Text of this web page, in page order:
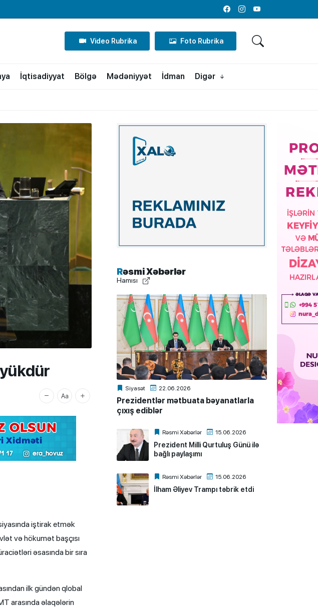
FacebookInstagramYoutube
Video Rubrika Foto Rubrika
İqtisadiyyat Bölgə Mədəniyyət İdman Digər
iştirak etmək
və hökumət başçısı
əsasında bir sıra
ilk gündən qlobal
arasında əlaqələrin
Rəsmi Xəbərlər
Hamısı
Siyasət 22.06.2026
Prezidentlər mətbuata bəyanatlarla
çıxış ediblər
Rəsmi Xəbərlər 15.06.2026
Prezident Milli Qurtuluş Günü ilə
bağlı paylaşımı
Rəsmi Xəbərlər 15.06.2026
İlham Əliyev Trampı təbrik etdi